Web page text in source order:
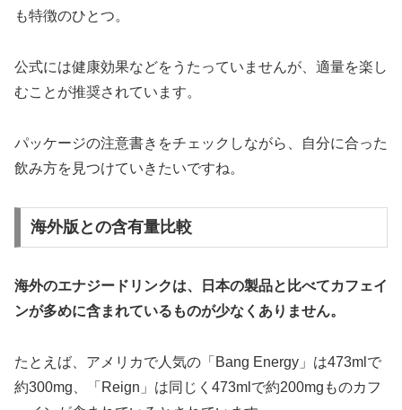
も特徴のひとつ。
公式には健康効果などをうたっていませんが、適量を楽し
むことが推奨されています。
パッケージの注意書きをチェックしながら、自分に合った
飲み方を見つけていきたいですね。
海外版との含有量比較
海外のエナジードリンクは、日本の製品と比べてカフェイ
ンが多めに含まれているものが少なくありません。
たとえば、アメリカで人気の「Bang Energy」は473mlで
約300mg、「Reign」は同じく473mlで約200mgものカフ